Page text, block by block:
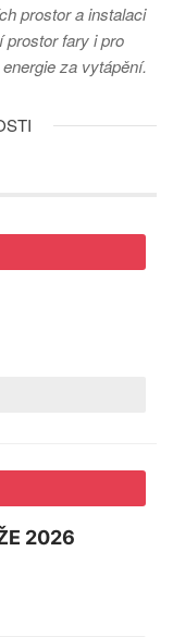
prostor a instalaci
prostor fary i pro
za vytápění.
2026